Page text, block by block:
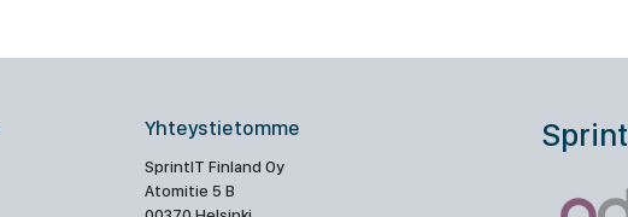
Yhteystietomme
SprintIT Finland Oy
Atomitie 5 B